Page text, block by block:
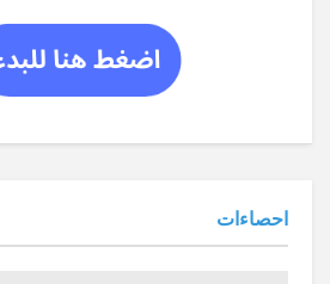
احصاءات